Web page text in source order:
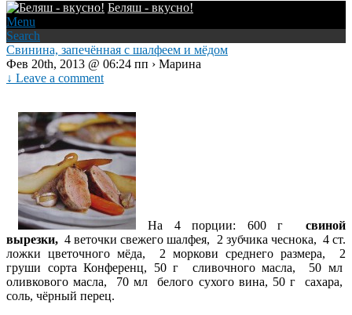
Беляш - вкусно!
Menu
Search
Свинина, запечённая с шалфеем и мёдом
Фев 20th, 2013 @ 06:24 пп › Марина
↓ Leave a comment
На 4 порции: 600 г свиной
вырезки, 4 веточки свежего шалфея, 2 зубчика чеснока, 4 ст.
ложки цветочного мёда, 2 моркови среднего размера, 2
груши сорта Конференц, 50 г сливочного масла, 50 мл
оливкового масла, 70 мл белого сухого вина, 50 г сахара,
соль, чёрный перец.